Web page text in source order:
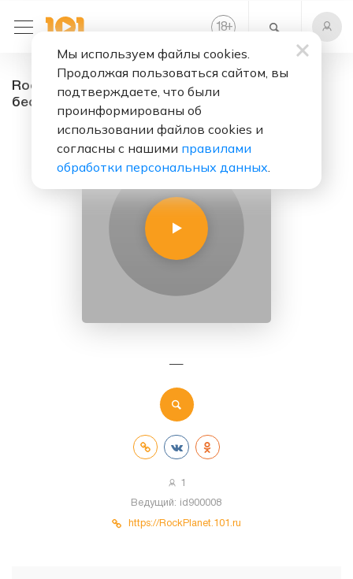
18+
Rock Planet - радио онлайн. Слушать
бесплатно
—
1
Ведущий: id900008
https://RockPlanet.101.ru
Мы используем файлы cookies.
Продолжая пользоваться сайтом, вы
подтверждаете, что были
проинформированы об
использовании файлов cookies и
согласны с нашими правилами
обработки персональных данных.